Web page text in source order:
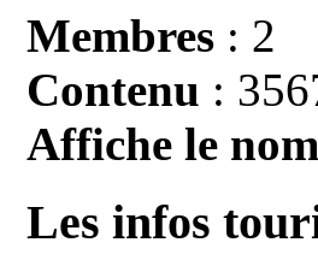
Membres : 2
Contenu :
Affiche le
Les infos